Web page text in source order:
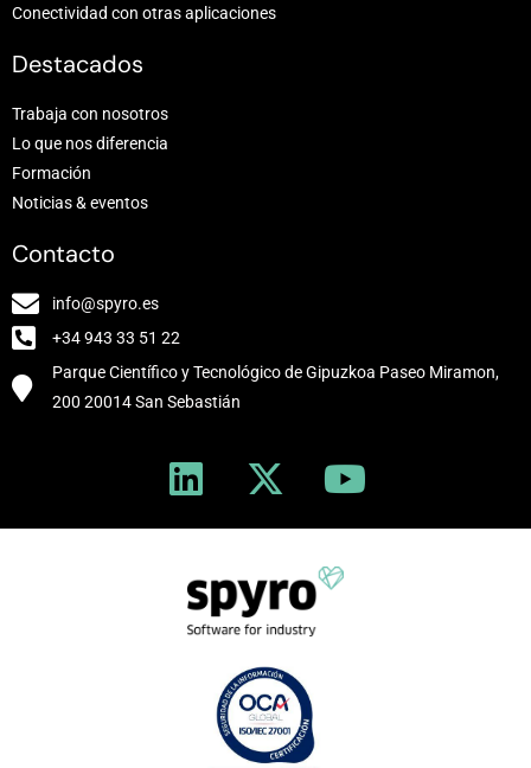
Conectividad con otras aplicaciones
Destacados
Trabaja con nosotros
Lo que nos diferencia
Formación
Noticias & eventos
Contacto
info@spyro.es
+34 943 33 51 22
Parque Científico y Tecnológico de Gipuzkoa Paseo Miramon,
200 20014 San Sebastián